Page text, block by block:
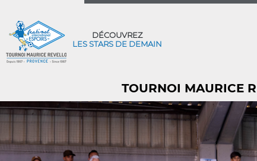
DÉCOUVREZ
LES STARS DE DEMAIN
TOURNOI MAURICE